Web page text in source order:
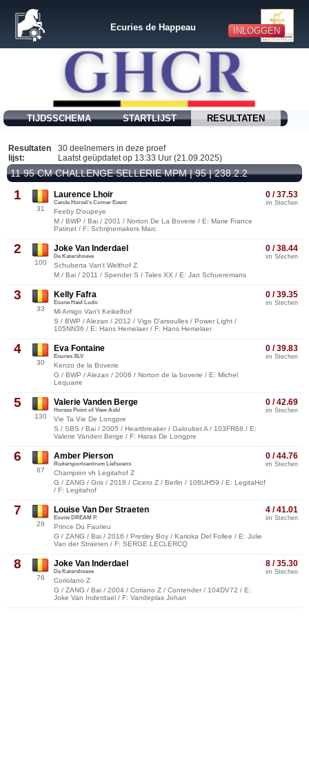
INLOGGEN
Ecuries de Happeau
TIJDSSCHEMA STARTLIJST RESULTATEN
Resultaten
lijst:
30 deelnemers in deze proef
Laatst geüpdatet op 13:33 Uur (21.09.2025)
11 95 CM CHALLENGE SELLERIE MPM | 95 | 238.2.2
1
31
0 / 37.53
im Stechen
Laurence Lhoir
Cercle Horse\'s Corner Event
Feeby D'oupeye
M / BWP / Bai / 2001 / Norton De La Boverie / E: Marie France
Patinet / F: Schrijnemakers Marc
2
100
0 / 38.44
im Stechen
Joke Van Inderdael
De Katershoeve
Schuberta Van't Welthof Z
M / Bai / 2011 / Spender S / Tales XX / E: Jan Schueremans
3
33
0 / 39.35
im Stechen
Kelly Fafra
Ecurie Haid Ludo
Mi Amigo Van't Keikelhof
S / BWP / Alezan / 2012 / Vigo D'arsoulles / Power Light /
105NN36 / E: Hans Hemelaer / F: Hans Hemelaer
4
30
0 / 39.83
im Stechen
Eva Fontaine
Ecuries SLV
Kenzo de la Boverie
G / BWP / Alezan / 2006 / Norton de la boverie / E: Michel
Lequarre
5
130
0 / 42.69
im Stechen
Valerie Vanden Berge
Horses Point of View Asbl
Vie Ta Vie De Longpre
S / SBS / Bai / 2005 / Heartbreaker / Galoubet A / 103FR68 / E:
Valerie Vanden Berge / F: Haras De Longpre
6
67
0 / 44.76
im Stechen
Amber Pierson
Ruitersportcentrum Liefsoens
Champion vh Legitahof Z
G / ZANG / Gris / 2018 / Cicero Z / Berlin / 108UH59 / E: LegitaHof
/ F: Legitahof
7
28
4 / 41.01
im Stechen
Louise Van Der Straeten
Ecurie DREAM P.
Prince Du Faurieu
G / ZANG / Bai / 2016 / Presley Boy / Karioka Del Follee / E: Julie
Van der Straeten / F: SERGE LECLERCQ
8
76
8 / 35.30
im Stechen
Joke Van Inderdael
De Katershoeve
Coriolano Z
G / ZANG / Bai / 2004 / Coriano Z / Contender / 104DV72 / E:
Joke Van Inderdael / F: Vandeplas Johan